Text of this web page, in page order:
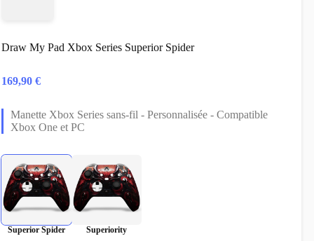
Draw My Pad Xbox Series Superior Spider
169,90€
Manette Xbox Series sans-fil - Personnalisée - Compatible
Xbox One et PC
Superior Spider Superiority